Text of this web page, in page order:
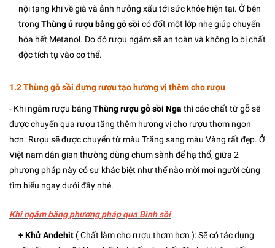
nội tạng khi về già và ảnh hưởng xấu tới sức khỏe hiện tại. Ở bên
trong Thùng ủ rượu bằng gỗ sồi có đốt một lớp nhẹ giúp chuyển
hóa hết Metanol. Do đó rượu ngâm sẽ an toàn và không lo bị chất
độc tích tụ vào cơ thể.
1.2 Thùng gỗ sồi đựng rượu tạo hương vị thêm cho rượu
- Khi ngâm rượu bằng Thùng rượu gỗ sồi Nga thì các chất từ gỗ sẽ
được chuyển qua rượu tăng thêm hương vị cho rượu thơm ngon
hơn. Rượu sẽ được chuyển từ màu Trắng sang màu Vàng rất đẹp. Ở
Việt nam dân gian thường dùng chum sành để hạ thổ, giữa 2
phương pháp này có sự khác biệt như thế nào mời mọi người cùng
tìm hiểu ngay dưới đây nhé.
Khi ngâm bằng phương pháp qua Bình sồi
+ Khử Andehit ( Chất làm cho rượu thơm hơn ): Sẽ có tác dụng